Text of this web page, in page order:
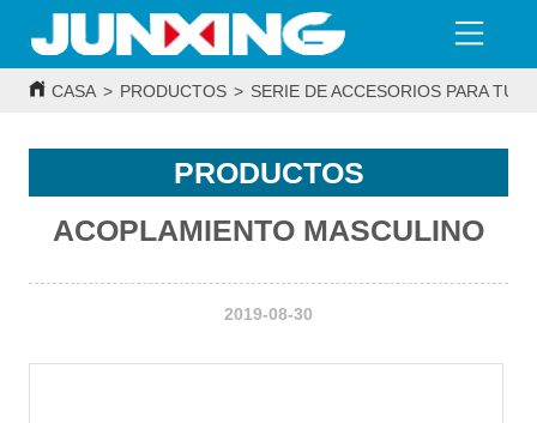
CASA > PRODUCTOS > SERIE DE ACCESORIOS PARA
PRODUCTOS
ACOPLAMIENTO MASCULINO
2019-08-30